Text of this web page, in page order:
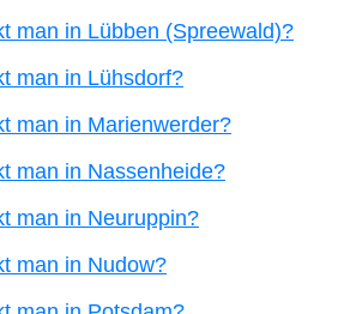
man in Lübben (Spreewald)?
man in Lühsdorf?
man in Marienwerder?
man in Nassenheide?
man in Neuruppin?
man in Nudow?